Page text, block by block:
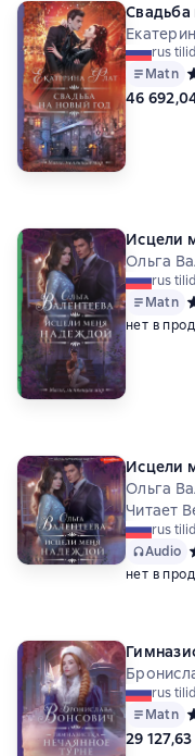
rus
Matn
46
Исцели
Ольга
rus
Matn
нет в
Исцели
Ольга
Читает
rus
Audio
нет в
rus
Matn
29